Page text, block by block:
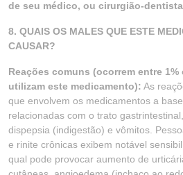
de seu médico, ou cirurgião-
8. QUAIS OS MALES QUE ESTE
CAUSAR?
Reações comuns (ocorrem entre
utilizam este medicamento): As
que envolvem os medicamentos a
relacionadas com o trato
dispepsia (indigestão) e vômitos.
e rinite crônicas exibem notável
qual pode provocar aumento de